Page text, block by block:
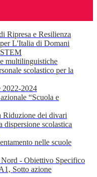
Ripresa e Resilienza
L'Italia di Domani
multilinguistiche
scolastico per la
2024
“Scuola e
dei divari
scolastica
nelle scuole
- Obiettivo Specifico
Sotto azione